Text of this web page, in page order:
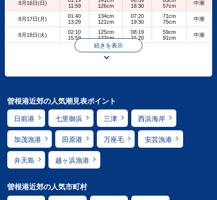
8月16日(日)
11:59
126cm
18:30
57cm
中潮
8月17日(月)
01:40
13:29
134cm
121cm
07:20
19:30
71cm
75cm
中潮
8月18日(火)
02:10
15:59
125cm
122cm
08:19
21:20
59cm
91cm
中潮
続きを表示
曽根港近郊の人気潮見表ポイント
日前港 七里御浜 三津 西浜海岸
加茂漁港 田原港 万座毛 安芸漁港
弁天島 越ヶ浜漁港
曽根港近郊の人気市町村